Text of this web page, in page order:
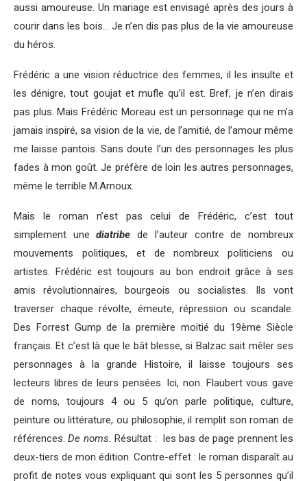
aussi amoureuse. Un mariage est envisagé après des jours à
courir dans les bois… Je n’en dis pas plus de la vie amoureuse
du héros.
Frédéric a une vision réductrice des femmes, il les insulte et
les dénigre, tout goujat et mufle qu’il est. Bref, je n’en dirais
pas plus. Mais Frédéric Moreau est un personnage qui ne m’a
jamais inspiré, sa vision de la vie, de l’amitié, de l’amour même
me laisse pantois. Sans doute l’un des personnages les plus
fades à mon goût. Je préfère de loin les autres personnages,
même le terrible M.Arnoux.
Mais le roman n’est pas celui de Frédéric, c’est tout
simplement unediatribe de l’auteur contre de nombreux
mouvements politiques, et de nombreux politiciens ou
artistes. Frédéric est toujours au bon endroit grâce à ses
amis révolutionnaires, bourgeois ou socialistes. Ils vont
traverser chaque révolte, émeute, répression ou scandale.
Des Forrest Gump de la première moitié du 19ème Siècle
français. Et c’est là que le bât blesse, si Balzac sait mêler ses
personnages à la grande Histoire, il laisse toujours ses
lecteurs libres de leurs pensées. Ici, non. Flaubert vous gave
de noms, toujours 4 ou 5 qu’on parle politique, culture,
peinture ou littérature, ou philosophie, il remplit son roman de
références.De noms. Résultat : les bas de page prennent les
deux-tiers de mon édition. Contre-effet : le roman disparaît au
profit de notes vous expliquant qui sont les 5 personnes qu’il